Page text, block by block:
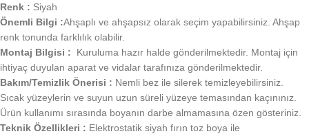
Renk : Siyah
Önemli Bilgi :Ahşaplı ve ahşapsız olarak seçim yapabilirsiniz. Ahşap
renk tonunda farklılık olabilir.
Montaj Bilgisi : Kuruluma hazır halde gönderilmektedir. Montaj için
ihtiyaç duyulan aparat ve vidalar tarafınıza gönderilmektedir.
Bakım/Temizlik Önerisi : Nemli bez ile silerek temizleyebilirsiniz.
Sıcak yüzeylerin ve suyun uzun süreli yüzeye temasından kaçınınız.
Ürün kullanımı sırasında boyanın darbe almamasına özen gösteriniz.
Teknik Özellikleri : Elektrostatik siyah fırın toz boya ile